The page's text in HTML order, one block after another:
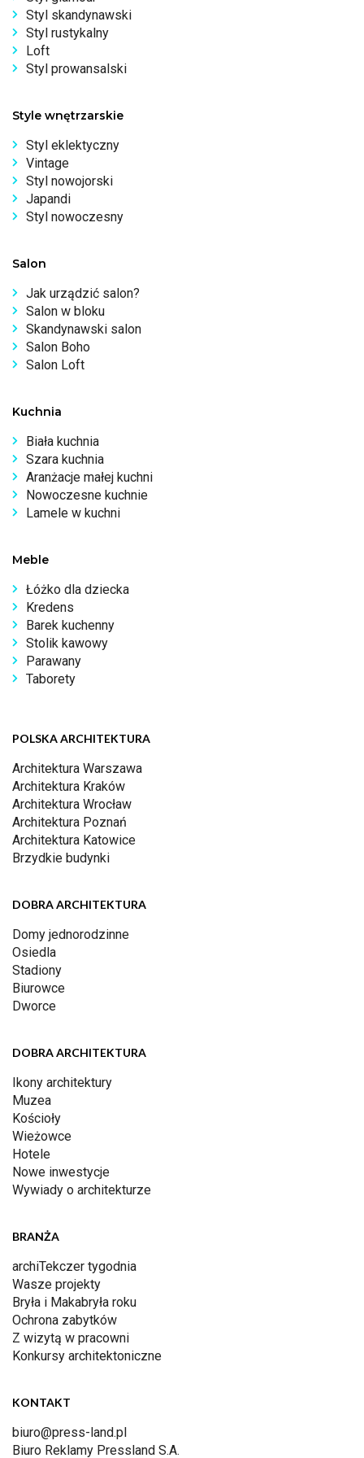
Styl skandynawski
Styl rustykalny
Loft
Styl prowansalski
Style wnętrzarskie
Styl eklektyczny
Vintage
Styl nowojorski
Japandi
Styl nowoczesny
Salon
Jak urządzić salon?
Salon w bloku
Skandynawski salon
Salon Boho
Salon Loft
Kuchnia
Biała kuchnia
Szara kuchnia
Aranżacje małej kuchni
Nowoczesne kuchnie
Lamele w kuchni
Meble
Łóżko dla dziecka
Kredens
Barek kuchenny
Stolik kawowy
Parawany
Taborety
POLSKA ARCHITEKTURA
Architektura Warszawa
Architektura Kraków
Architektura Wrocław
Architektura Poznań
Architektura Katowice
Brzydkie budynki
DOBRA ARCHITEKTURA
Domy jednorodzinne
Osiedla
Stadiony
Biurowce
Dworce
DOBRA ARCHITEKTURA
Ikony architektury
Muzea
Kościoły
Wieżowce
Hotele
Nowe inwestycje
Wywiady o architekturze
BRANŻA
archiTekczer tygodnia
Wasze projekty
Bryła i Makabryła roku
Ochrona zabytków
Z wizytą w pracowni
Konkursy architektoniczne
KONTAKT
biuro@press-land.pl
Biuro Reklamy Pressland S.A.